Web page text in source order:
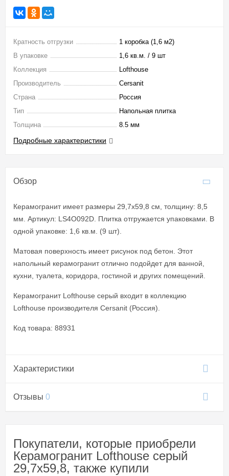
Кратность отгрузки
1 коробка (1,6 м2)
В упаковке
1,6 кв.м. / 9 шт
Коллекция
Lofthouse
Производитель
Cersanit
Страна
Россия
Тип
Напольная плитка
Толщина
8.5 мм
Подробные характеристики
Обзор
Керамогранит имеет размеры 29,7x59,8 см, толщину: 8,5
мм. Артикул: LS4O092D. Плитка отгружается упаковками. В
одной упаковке: 1,6 кв.м. (9 шт).
Матовая поверхность имеет рисунок под бетон. Этот
напольный керамогранит отлично подойдет для ванной,
кухни, туалета, коридора, гостиной и других помещений.
Керамогранит Lofthouse серый входит в коллекцию
Lofthouse производителя Cersanit (Россия).
Код товара: 88931
Характеристики
Отзывы 0
Покупатели, которые приобрели
Керамогранит Lofthouse серый
29,7x59,8, также купили